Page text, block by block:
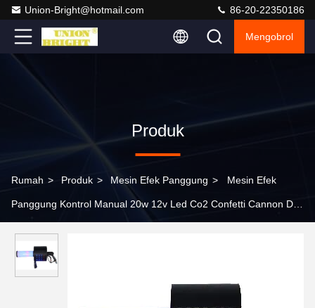
Union-Bright@hotmail.com 86-20-22350186
Mengobrol
Produk
Rumah > Produk > Mesin Efek Panggung > Mesin Efek
Panggung Kontrol Manual 20w 12v Led Co2 Confetti Cannon DJ